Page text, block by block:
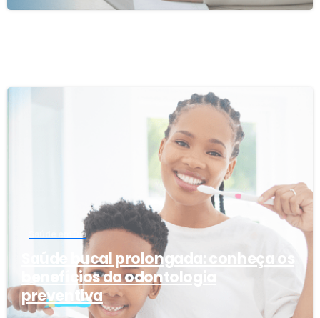
Saúde em Dia
Saúde bucal prolongada: conheça os
benefícios da odontologia
preventiva